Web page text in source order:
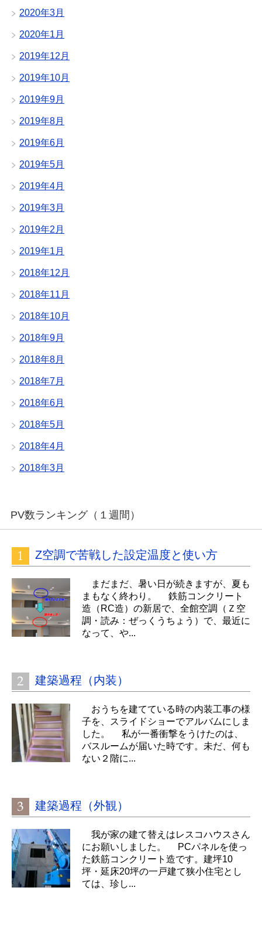
2020年3月
2020年1月
2019年12月
2019年10月
2019年9月
2019年8月
2019年6月
2019年5月
2019年4月
2019年3月
2019年2月
2019年1月
2018年12月
2018年11月
2018年10月
2018年9月
2018年8月
2018年7月
2018年6月
2018年5月
2018年4月
2018年3月
PV数ランキング（１週間）
Z空調で苦戦した設定温度と使い方
まだまだ、暑い日が続きますが、夏も
まもなく終わり。 鉄筋コンクリート
造（RC造）の新居で、全館空調（Ｚ空
調・読み：ぜっくうちょう）で、最近に
なって、や...
建築過程（内装）
おうちを建てている時の内装工事の様
子を、スライドショーでアルバムにしま
した。 私が一番衝撃をうけたのは、
バスルームが届いた時です。未だ、何も
ない２階に...
建築過程（外観）
我が家の建て替えはレスコハウスさん
にお願いしました。 PCパネルを使っ
た鉄筋コンクリート造です。建坪10
坪・延床20坪の一戸建て狭小住宅とし
ては、珍し...